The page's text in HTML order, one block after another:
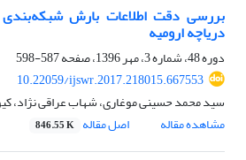
بررسی دقت اطلاعات بارش
دریاچه ارومیه
دوره 48، شماره 3، مهر 1396، صفحه
587-598
10.22059/ijswr.2017.218015.667553
سید محمد حسینی موغاری، شهاب عراقی نژاد،
مشاهده مقاله
اصل مقاله 846.55 K